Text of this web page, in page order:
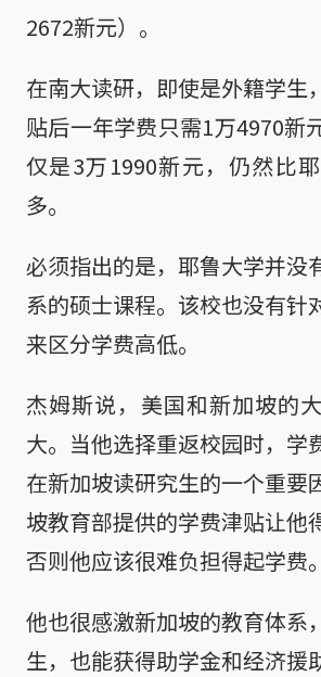
2672新元）。
在南大读研，即使是外籍学生
贴后一年学费只需1万4970新
仅是3万1990新元，仍然比
多。
必须指出的是，耶鲁大学并没
系的硕士课程。该校也没有针
来区分学费高低。
杰姆斯说，美国和新加坡的
大。当他选择重返校园时，学
在新加坡读研究生的一个重要
坡教育部提供的学费津贴让他
否则他应该很难负担得起学费。
他也很感激新加坡的教育体系
生，也能获得助学金和经济援